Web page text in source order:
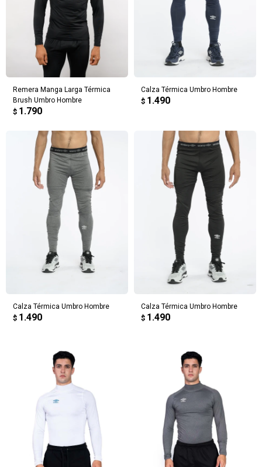
Remera Manga Larga Térmica
Brush Umbro Hombre
$ 1.790
Calza Térmica Umbro Hombre
$ 1.490
Calza Térmica Umbro Hombre
$ 1.490
Calza Térmica Umbro Hombre
$ 1.490